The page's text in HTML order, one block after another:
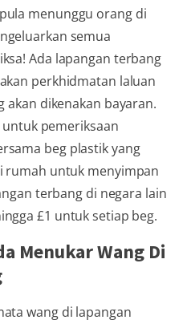
menunggu orang di
semua
Ada lapangan terbang
perkhidmatan laluan
dikenakan bayaran.
pemeriksaan
beg plastik yang
untuk menyimpan
terbang di negara lain
£1 untuk setiap beg.
Menukar Wang Di
wang di lapangan